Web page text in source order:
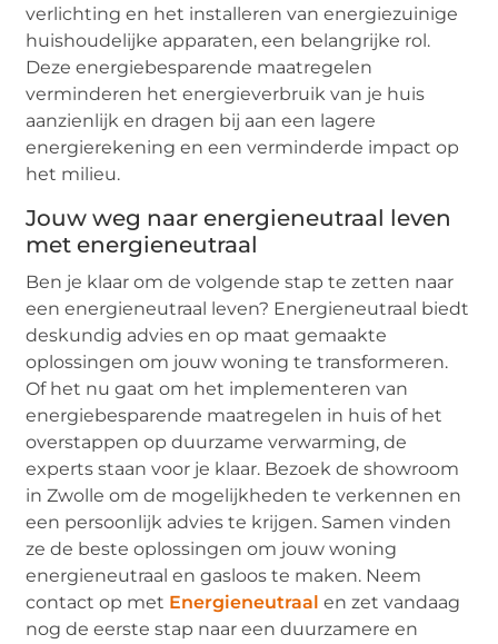
verlichting en het installeren van energiezuinige
huishoudelijke apparaten, een belangrijke rol.
Deze energiebesparende maatregelen
verminderen het energieverbruik van je huis
aanzienlijk en dragen bij aan een lagere
energierekening en een verminderde impact op
het milieu.
Jouw weg naar energieneutraal leven
met energieneutraal
Ben je klaar om de volgende stap te zetten naar
een energieneutraal leven? Energieneutraal biedt
deskundig advies en op maat gemaakte
oplossingen om jouw woning te transformeren.
Of het nu gaat om het implementeren van
energiebesparende maatregelen in huis of het
overstappen op duurzame verwarming, de
experts staan voor je klaar. Bezoek de showroom
in Zwolle om de mogelijkheden te verkennen en
een persoonlijk advies te krijgen. Samen vinden
ze de beste oplossingen om jouw woning
energieneutraal en gasloos te maken. Neem
contact op met Energieneutraal en zet vandaag
nog de eerste stap naar een duurzamere en